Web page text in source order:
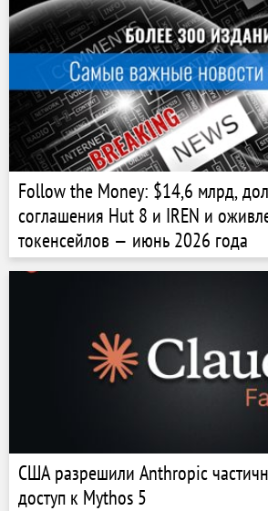
Follow the Money: $14,6 млрд,
соглашения Hut 8 и IREN и
токенсейлов — июнь 2026 года
США разрешили Anthropic
доступ к Mythos 5